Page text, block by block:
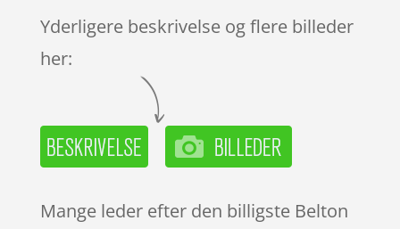
Yderligere beskrivelse og flere billeder
her:
Mange leder efter den billigste Belton